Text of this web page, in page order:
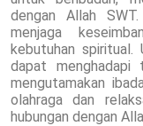
dengan Allah
menjaga
kebutuhan spiritual.
dapat menghadapi
mengutamakan
olahraga dan
hubungan dengan